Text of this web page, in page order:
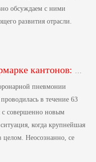
обсуждаем с ними
развития отрасли.
EED появился на онлайн-ярмарке кантонов: инновационные методы выставки и расширение торговых идей
пневмонии
в течение 63
с совершенно новым
когда крупнейшая
целом. Неосознанно, се